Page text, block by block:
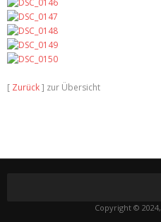
[ Zurück] zur Übersicht
Copyright ©